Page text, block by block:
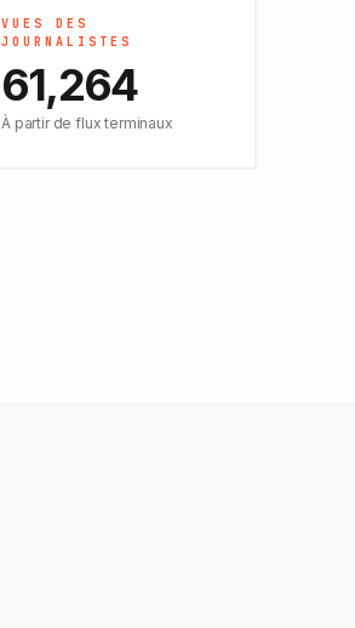
VUES DES
JOURNALISTES
61,264
À partir de flux terminaux